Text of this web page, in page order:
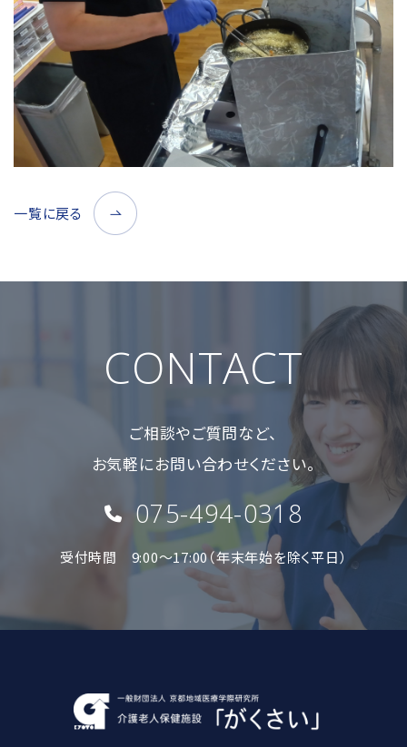
一覧に戻る
CONTACT
ご相談やご質問など、
お気軽にお問い合わせください。
075-494-0318
受付時間 9:00〜17:00（年末年始を除く平日）